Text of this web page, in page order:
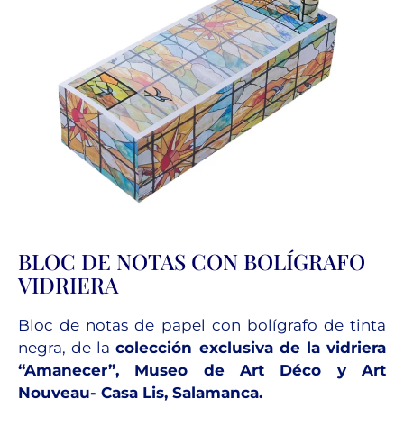
BLOC DE NOTAS CON BOLÍGRAFO
VIDRIERA
Bloc de notas de papel con bolígrafo de tinta
negra, de lacolección exclusiva de la vidriera
“Amanecer”, Museo de Art Déco y Art
Nouveau- Casa Lis, Salamanca.